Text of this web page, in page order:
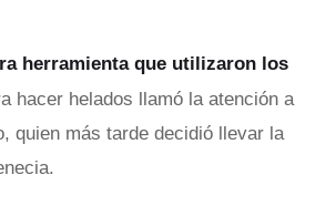
herramienta que utilizaron los
hacer helados llamó la atención a
quien más tarde decidió llevar la